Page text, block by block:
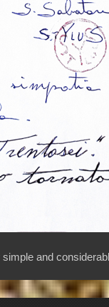
and